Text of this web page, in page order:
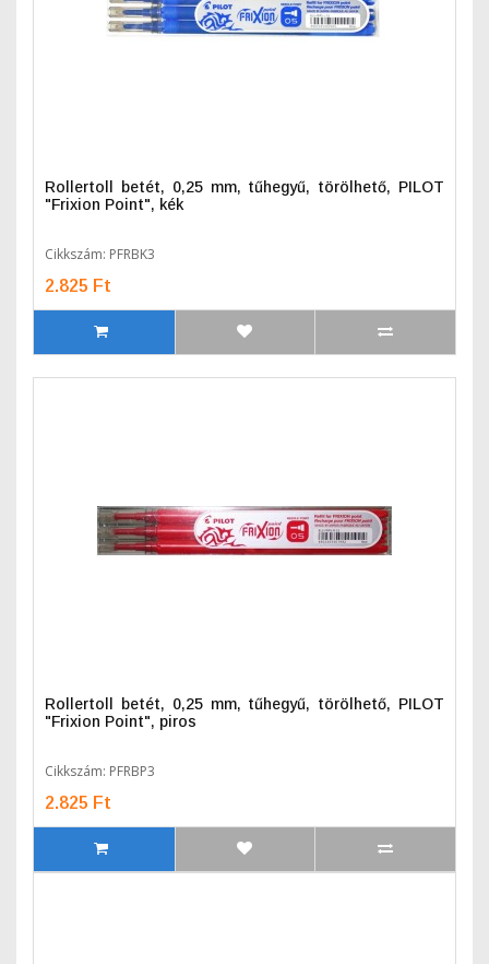
Rollertoll betét, 0,25 mm, tűhegyű, törölhető, PILOT
"Frixion Point", kék
Cikkszám: PFRBK3
2.825 Ft
Rollertoll betét, 0,25 mm, tűhegyű, törölhető, PILOT
"Frixion Point", piros
Cikkszám: PFRBP3
2.825 Ft